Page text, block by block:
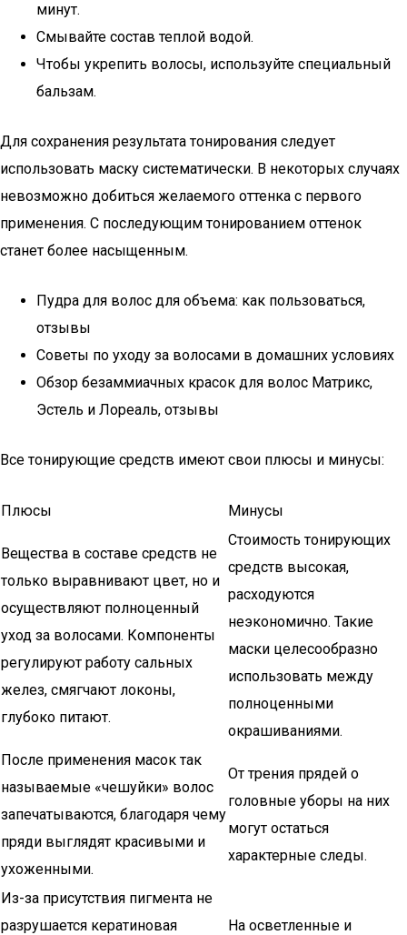
минут.
Смывайте состав теплой водой.
Чтобы укрепить волосы, используйте специальный
бальзам.
Для сохранения результата тонирования следует
использовать маску систематически. В некоторых случаях
невозможно добиться желаемого оттенка с первого
применения. С последующим тонированием оттенок
станет более насыщенным.
Пудра для волос для объема: как пользоваться,
отзывы
Советы по уходу за волосами в домашних условиях
Обзор безаммиачных красок для волос Матрикс,
Эстель и Лореаль, отзывы
Все тонирующие средств имеют свои плюсы и минусы:
Плюсы Минусы
Вещества в составе средств не
только выравнивают цвет, но и
осуществляют полноценный
уход за волосами. Компоненты
регулируют работу сальных
желез, смягчают локоны,
глубоко питают.
Стоимость тонирующих
средств высокая,
расходуются
неэкономично. Такие
маски целесообразно
использовать между
полноценными
окрашиваниями.
После применения масок так
называемые «чешуйки» волос
запечатываются, благодаря чему
пряди выглядят красивыми и
ухоженными.
От трения прядей о
головные уборы на них
могут остаться
характерные следы.
Из-за присутствия пигмента не
разрушается кератиновая
На осветленные и